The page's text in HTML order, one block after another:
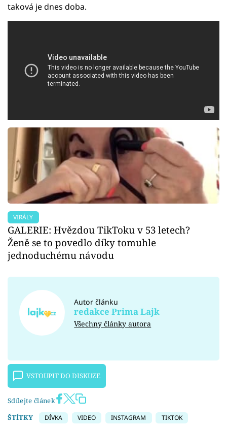
taková je dnes doba.
VIRÁLY
GALERIE: Hvězdou TikToku v 53 letech?
Ženě se to povedlo díky tomuhle
jednoduchému návodu
Autor článku
redakce Prima Lajk
Všechny články autora
VSTOUPIT DO DISKUZE
Sdílejte článek
ŠTÍTKY
DÍVKA VIDEO INSTAGRAM TIKTOK